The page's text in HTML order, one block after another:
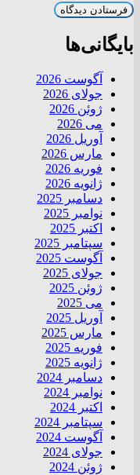
بایگانی‌ها
آگوست 2026
جولای 2026
ژوئن 2026
می 2026
آوریل 2026
مارس 2026
فوریه 2026
ژانویه 2026
دسامبر 2025
نوامبر 2025
اکتبر 2025
سپتامبر 2025
آگوست 2025
جولای 2025
ژوئن 2025
می 2025
آوریل 2025
مارس 2025
فوریه 2025
ژانویه 2025
دسامبر 2024
نوامبر 2024
اکتبر 2024
سپتامبر 2024
آگوست 2024
جولای 2024
ژوئن 2024